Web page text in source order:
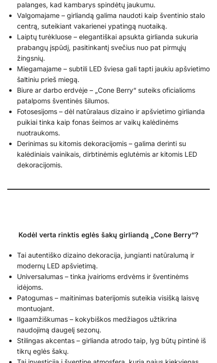
palanges, kad kambarys spindėtų jaukumu.
Valgomajame – girliandą galima naudoti kaip šventinio stalo
centrą, suteikiant vakarienei ypatingą nuotaiką.
Laiptų turėkluose – elegantiškai apsukta girlianda sukuria
prabangų įspūdį, pasitinkantį svečius nuo pat pirmųjų
žingsnių.
Miegamajame – subtili LED šviesa gali tapti jaukiu apšvietimo
šaltiniu prieš miegą.
Biure ar darbo erdvėje – „Cone Berry“ suteiks oficialioms
patalpoms šventinės šilumos.
Fotosesijoms – dėl natūralaus dizaino ir apšvietimo girlianda
puikiai tinka kaip fonas šeimos ar vaikų kalėdinėms
nuotraukoms.
Derinimas su kitomis dekoracijomis – galima derinti su
kalėdiniais vainikais, dirbtinėmis eglutėmis ar kitomis LED
dekoracijomis.
Kodėl verta rinktis eglės šakų girliandą „Cone Berry“?
Tai autentiško dizaino dekoracija, jungianti natūralumą ir
modernų LED apšvietimą.
Universalumas – tinka įvairioms erdvėms ir šventinėms
idėjoms.
Patogumas – maitinimas baterijomis suteikia visišką laisvę
montuojant.
Ilgaamžiškumas – kokybiškos medžiagos užtikrina
naudojimą daugelį sezonų.
Stilingas akcentas – girlianda atrodo taip, lyg būtų pintinė iš
tikrų eglės šakų.